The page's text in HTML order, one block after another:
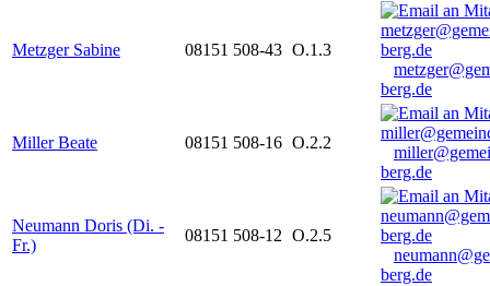
Metzger Sabine 08151 508-43 O.1.3
berg.de
Miller Beate 08151 508-16 O.2.2
berg.de
Neumann Doris (Di. -
Fr.)
08151 508-12 O.2.5
berg.de